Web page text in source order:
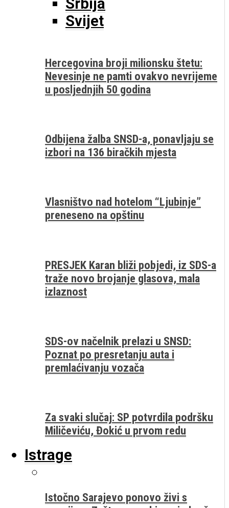
Svijet
Hercegovina broji milionsku štetu:
Nevesinje ne pamti ovakvo nevrijeme
u posljednjih 50 godina
Odbijena žalba SNSD-a, ponavljaju se
izbori na 136 biračkih mjesta
Vlasništvo nad hotelom “Ljubinje”
preneseno na opštinu
PRESJEK Karan bliži pobjedi, iz SDS-a
traže novo brojanje glasova, mala
izlaznost
SDS-ov načelnik prelazi u SNSD:
Poznat po presretanju auta i
premlaćivanju vozača
Za svaki slučaj: SP potvrdila podršku
Miličeviću, Đokić u prvom redu
Istrage
Istočno Sarajevo ponovo živi s